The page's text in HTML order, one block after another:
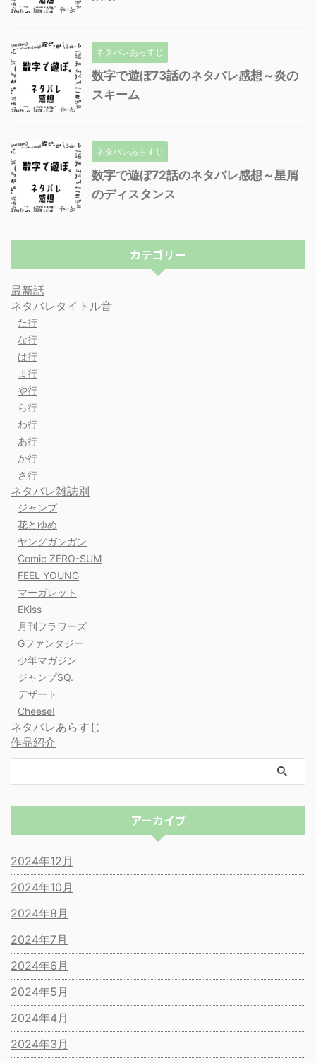
ネタバレあらすじ
数字で遊ぼ73話のネタバレ感想～炎の
スキーム
ネタバレあらすじ
数字で遊ぼ72話のネタバレ感想～星屑
のディスタンス
カテゴリー
最新話
ネタバレタイトル音
た行
な行
は行
ま行
や行
ら行
わ行
あ行
か行
さ行
ネタバレ雑誌別
ジャンプ
花とゆめ
ヤングガンガン
Comic ZERO-SUM
FEEL YOUNG
マーガレット
EKiss
月刊フラワーズ
Gファンタジー
少年マガジン
ジャンプSQ.
デザート
Cheese!
ネタバレあらすじ
作品紹介
アーカイブ
2024年12月
2024年10月
2024年8月
2024年7月
2024年6月
2024年5月
2024年4月
2024年3月